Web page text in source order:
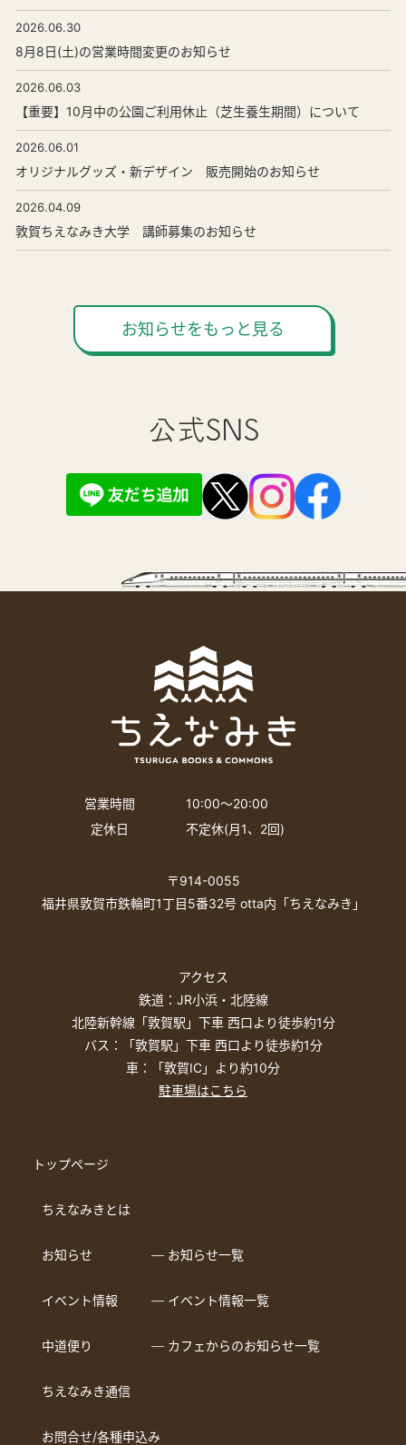
2026.06.30
8月8日(土)の営業時間変更のお知らせ
2026.06.03
【重要】10月中の公園ご利用休止（芝生養生期間）について
2026.06.01
オリジナルグッズ・新デザイン 販売開始のお知らせ
2026.04.09
敦賀ちえなみき大学 講師募集のお知らせ
お知らせをもっと見る
公式SNS
営業時間
10:00〜20:00
定休日
不定休(月1、2回)
〒914-0055
福井県敦賀市鉄輪町1丁目5番32号 otta内「ちえなみき」
アクセス
鉄道：JR小浜・北陸線
北陸新幹線「敦賀駅」下車 西口より徒歩約1分
バス：「敦賀駅」下車 西口より徒歩約1分
車：「敦賀IC」より約10分
駐車場はこちら
トップページ
ちえなみきとは
お知らせ ― お知らせ一覧
イベント情報 ― イベント情報一覧
中道便り ― カフェからのお知らせ一覧
ちえなみき通信
お問合せ/各種申込み